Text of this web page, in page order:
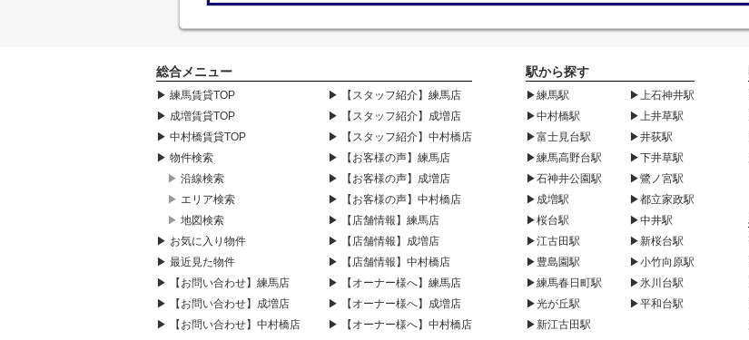
総合メニュー
▶ 練馬賃貸TOP
▶ 成増賃貸TOP
▶ 中村橋賃貸TOP
▶ 物件検索
▶ 沿線検索
▶ エリア検索
▶ 地図検索
▶ お気に入り物件
▶ 最近見た物件
▶ 【お問い合わせ】練馬店
▶ 【お問い合わせ】成増店
▶ 【お問い合わせ】中村橋店
▶ 【スタッフ紹介】練馬店
▶ 【スタッフ紹介】成増店
▶ 【スタッフ紹介】中村橋店
▶ 【お客様の声】練馬店
▶ 【お客様の声】成増店
▶ 【お客様の声】中村橋店
▶ 【店舗情報】練馬店
▶ 【店舗情報】成増店
▶ 【店舗情報】中村橋店
▶ 【オーナー様へ】練馬店
▶ 【オーナー様へ】成増店
▶ 【オーナー様へ】中村橋店
駅から探す
▶練馬駅
▶中村橋駅
▶富士見台駅
▶練馬高野台駅
▶石神井公園駅
▶成増駅
▶桜台駅
▶江古田駅
▶豊島園駅
▶練馬春日町駅
▶光が丘駅
▶新江古田駅
▶上石神井駅
▶上井草駅
▶井荻駅
▶下井草駅
▶鷺ノ宮駅
▶都立家政駅
▶中井駅
▶新桜台駅
▶小竹向原駅
▶氷川台駅
▶平和台駅